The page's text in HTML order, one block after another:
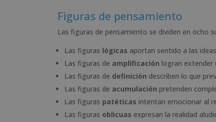
Figuras de pensamiento
Las figuras de pensamiento se dividen en ocho
Las figuras lógicas aportan sentido a las
Las figuras de amplificación logran extender
Las figuras de definición describen lo que
Las figuras de acumulación pretenden
Las figuras patéticas intentan emocionar al
Las figuras oblicuas expresan la realidad